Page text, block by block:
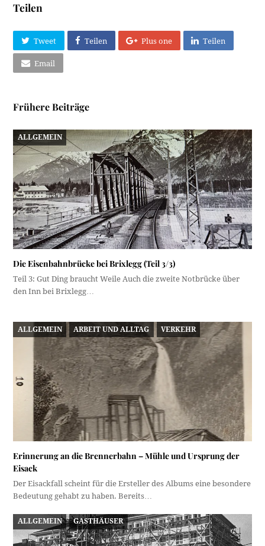
Teilen
Tweet Teilen Plus one Teilen
Email
Frühere Beiträge
ALLGEMEIN
Die Eisenbahnbrücke bei Brixlegg (Teil 3/3)
Teil 3: Gut Ding braucht Weile Auch die zweite Notbrücke über
den Inn bei Brixlegg…
ALLGEMEIN ARBEIT UND ALLTAG VERKEHR
Erinnerung an die Brennerbahn – Mühle und Ursprung der
Eisack
Der Eisackfall scheint für die Ersteller des Albums eine besondere
Bedeutung gehabt zu haben. Bereits…
ALLGEMEIN GASTHÄUSER